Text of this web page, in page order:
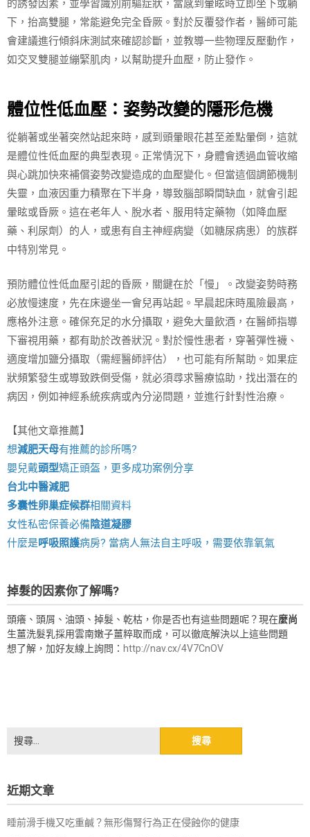
的誘發因素，並學習識別前驅症狀，當感到暈眩時立即坐下或躺
下，抬高雙腿，常能避免完全昏厥。對於反覆發作者，醫師可能
會建議進行傾斜床測試來確認診斷，並教導一些物理反壓動作，
如交叉雙腿並繃緊肌肉，以幫助提升血壓，防止發作。
體位性低血壓：姿勢改變的隱形危機
從躺著或坐著突然站起來時，感到頭暈眼花甚至差點暈倒，這就
是體位性低血壓的典型表現。正常情況下，身體會透過血管收縮
與心跳加快來補償姿勢改變造成的血壓變化。但當這個調節機制
失靈，血液因重力積聚在下半身，導致腦部瞬間缺血，就會引起
暈眩或昏厥。這在老年人、脫水者、服用特定藥物（如降血壓
藥、利尿劑）的人，或患有自主神經病變（如糖尿病患）的族群
中特別常見。
預防體位性低血壓引起的昏厥，關鍵在於「慢」。改變姿勢時務
必放慢速度，先在床邊坐一會兒再站起。早晨起床時風險最高，
應格外注意。確保充足的水分攝取，避免大量飲酒，在醫師指導
下審視用藥，都有助於改善狀況。對於慢性患者，穿著彈性襪、
適度增加鹽分攝取（需經醫師評估），也可能有所幫助。如果症
狀頻繁發生或導致跌倒受傷，就必須尋求醫療協助，找出潛在的
病因，例如神經系統疾病或內分泌問題，並進行針對性治療。
【其他文章推薦】
想減肥天母有推薦的診所嗎?
嬰兒戴頭型矯正頭盔，更多成功案例分享
台北中醫減肥
多囊性卵巢症候群相關資料
女性私密保養必備陰道凝膠
什麼是呼吸照護病房? 當病人無法自主呼吸，需要依靠氧氣
掉髮的因素你了解嗎?
頭癢、頭屑、油頭、掉髮、乾枯，你是否也有這些問題呢？現在麼尚
生薑洗髮乳採用雲南嫩子薑粹取而成，可以徹底解決以上這些問題
想了解，加好友線上詢問： http://nav.cx/4V7CnOV
搜
尋
字:
近期文章
睡前滑手機又吃重鹹？無形傷腎行為正在侵蝕你的健康